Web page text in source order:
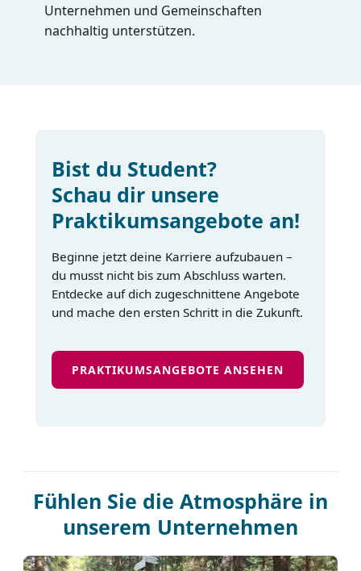
Unternehmen und Gemeinschaften
nachhaltig unterstützen.
Bist du Student?
Schau dir unsere
Praktikumsangebote an!
Beginne jetzt deine Karriere aufzubauen –
du musst nicht bis zum Abschluss warten.
Entdecke auf dich zugeschnittene Angebote
und mache den ersten Schritt in die Zukunft.
PRAKTIKUMSANGEBOTE ANSEHEN
Fühlen Sie die Atmosphäre in
unserem Unternehmen